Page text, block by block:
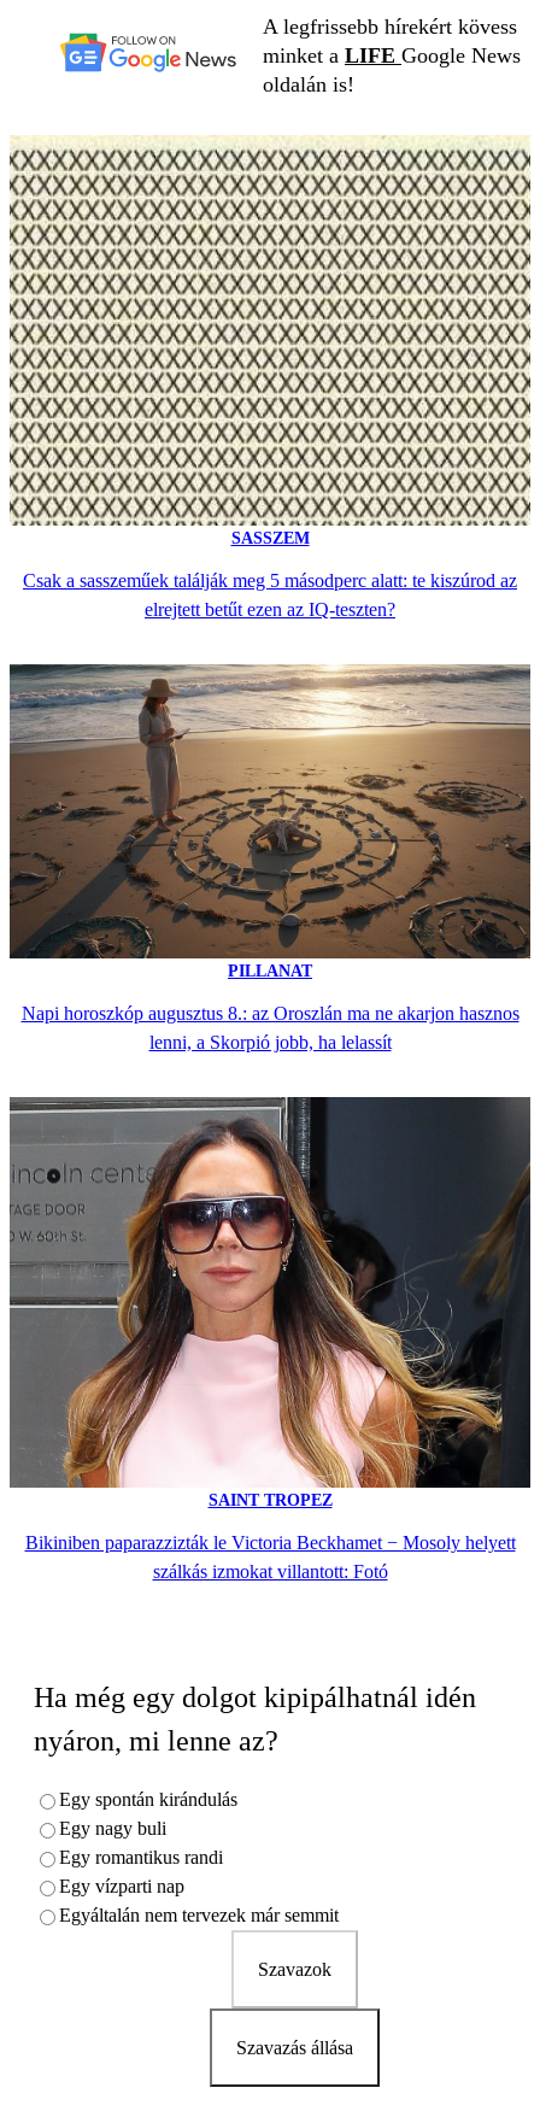
A legfrissebb hírekért kövess
minket a LIFE Google News
oldalán is!
SASSZEM
Csak a sasszeműek találják meg 5 másodperc alatt: te kiszúrod az
elrejtett betűt ezen az IQ-teszten?
PILLANAT
Napi horoszkóp augusztus 8.: az Oroszlán ma ne akarjon hasznos
lenni, a Skorpió jobb, ha lelassít
SAINT TROPEZ
Bikiniben paparazzizták le Victoria Beckhamet − Mosoly helyett
szálkás izmokat villantott: Fotó
Ha még egy dolgot kipipálhatnál idén
nyáron, mi lenne az?
Egy spontán kirándulás
Egy nagy buli
Egy romantikus randi
Egy vízparti nap
Egyáltalán nem tervezek már semmit
Szavazok
Szavazás állása